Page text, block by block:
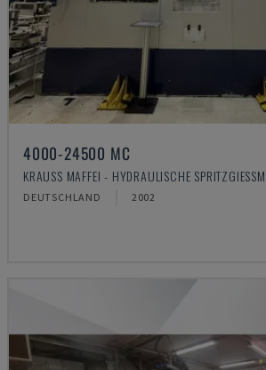
4000-24500 MC
KRAUSS MAFFEI - HYDRAULISCHE
DEUTSCHLAND 2002